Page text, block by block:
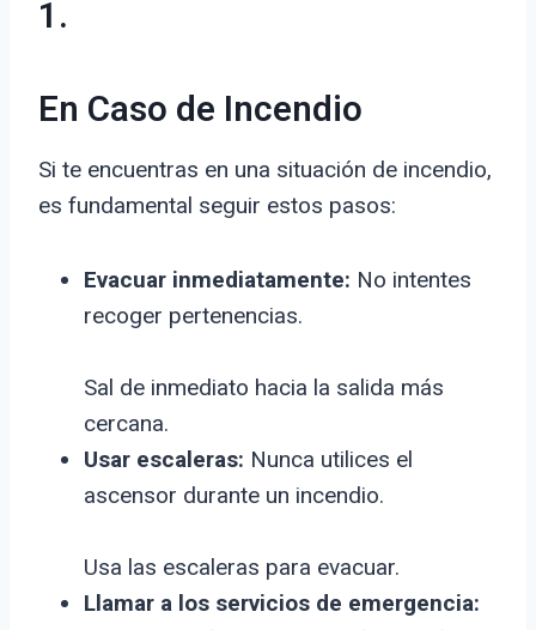
1.
En Caso de Incendio
Si te encuentras en una situación de incendio,
es fundamental seguir estos pasos:
Evacuar inmediatamente: No intentes
recoger pertenencias.
Sal de inmediato hacia la salida más
cercana.
Usar escaleras: Nunca utilices el
ascensor durante un incendio.
Usa las escaleras para evacuar.
Llamar a los servicios de emergencia: